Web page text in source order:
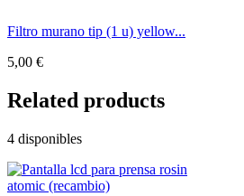
Filtro murano tip (1 u) yellow...
5,00 €
Related products
4 disponibles